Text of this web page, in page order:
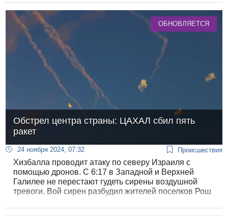
по указанию канцелярии премьер-министра и лично
Биньямина Нетаниягу.
ОБНОВЛЯЕТСЯ
Обстрел центра страны: ЦАХАЛ сбил пять
ракет
24 ноября 2024, 07:32 Происшествия
Хизбалла проводит атаку по северу Израиля с
помощью дронов. С 6:17 в Западной и Верхней
Галилее не перестают гудеть сирены воздушной
тревоги. Вой сирен разбудил жителей поселков Рош
Эвен Менахем.